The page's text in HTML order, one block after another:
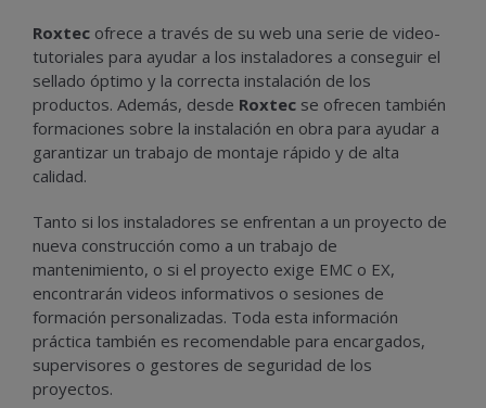
Roxtec ofrece a través de su web una serie de video-
tutoriales para ayudar a los instaladores a conseguir el
sellado óptimo y la correcta instalación de los
productos. Además, desde Roxtec se ofrecen también
formaciones sobre la instalación en obra para ayudar a
garantizar un trabajo de montaje rápido y de alta
calidad.
Tanto si los instaladores se enfrentan a un proyecto de
nueva construcción como a un trabajo de
mantenimiento, o si el proyecto exige EMC o EX,
encontrarán videos informativos o sesiones de
formación personalizadas. Toda esta información
práctica también es recomendable para encargados,
supervisores o gestores de seguridad de los
proyectos.